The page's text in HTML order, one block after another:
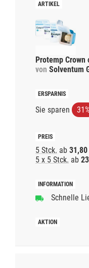
Protemp
von Solventum
Sie sparen
5 Stck. ab
5 x 5 Stck. ab
Schnelle